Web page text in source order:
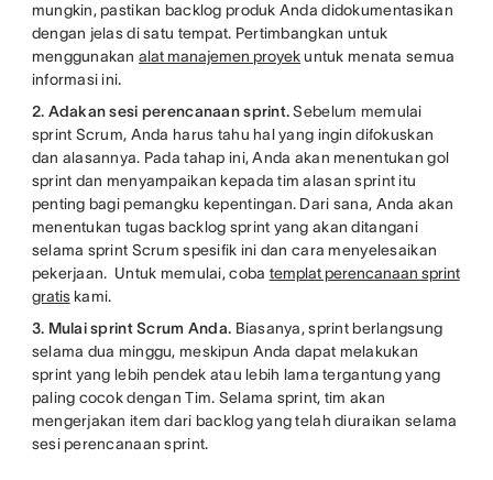
mungkin, pastikan backlog produk Anda didokumentasikan
dengan jelas di satu tempat. Pertimbangkan untuk
menggunakanalat manajemen proyekuntuk menata semua
informasi ini.
2. Adakan sesi perencanaan sprint.Sebelum memulai
sprint Scrum, Anda harus tahu hal yang ingin difokuskan
dan alasannya. Pada tahap ini, Anda akan menentukan gol
sprint dan menyampaikan kepada tim alasan sprint itu
penting bagi pemangku kepentingan. Dari sana, Anda akan
menentukan tugas backlog sprint yang akan ditangani
selama sprint Scrum spesifik ini dan cara menyelesaikan
pekerjaan. Untuk memulai, coba templat perencanaan sprint
gratiskami.
3. Mulai sprint Scrum Anda. Biasanya, sprint berlangsung
selama dua minggu, meskipun Anda dapat melakukan
sprint yang lebih pendek atau lebih lama tergantung yang
paling cocok dengan Tim. Selama sprint, tim akan
mengerjakan item dari backlog yang telah diuraikan selama
sesi perencanaan sprint.